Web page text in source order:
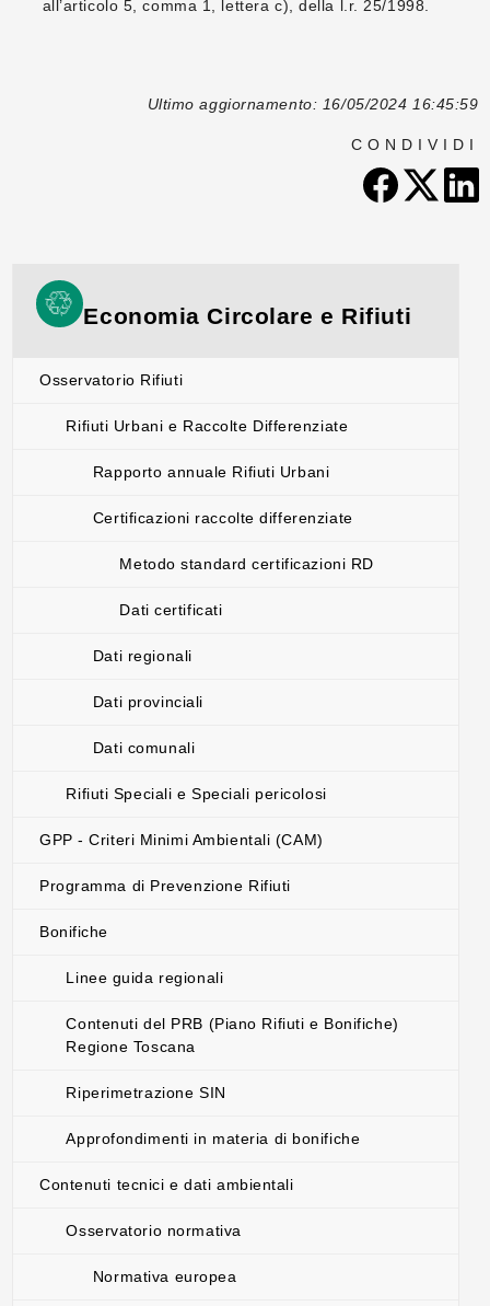
all’articolo 5, comma 1, lettera c), della l.r. 25/1998.
Ultimo aggiornamento: 16/05/2024 16:45:59
CONDIVIDI
Economia Circolare e Rifiuti
Osservatorio Rifiuti
Rifiuti Urbani e Raccolte Differenziate
Rapporto annuale Rifiuti Urbani
Certificazioni raccolte differenziate
Metodo standard certificazioni RD
Dati certificati
Dati regionali
Dati provinciali
Dati comunali
Rifiuti Speciali e Speciali pericolosi
GPP - Criteri Minimi Ambientali (CAM)
Programma di Prevenzione Rifiuti
Bonifiche
Linee guida regionali
Contenuti del PRB (Piano Rifiuti e Bonifiche)
Regione Toscana
Riperimetrazione SIN
Approfondimenti in materia di bonifiche
Contenuti tecnici e dati ambientali
Osservatorio normativa
Normativa europea